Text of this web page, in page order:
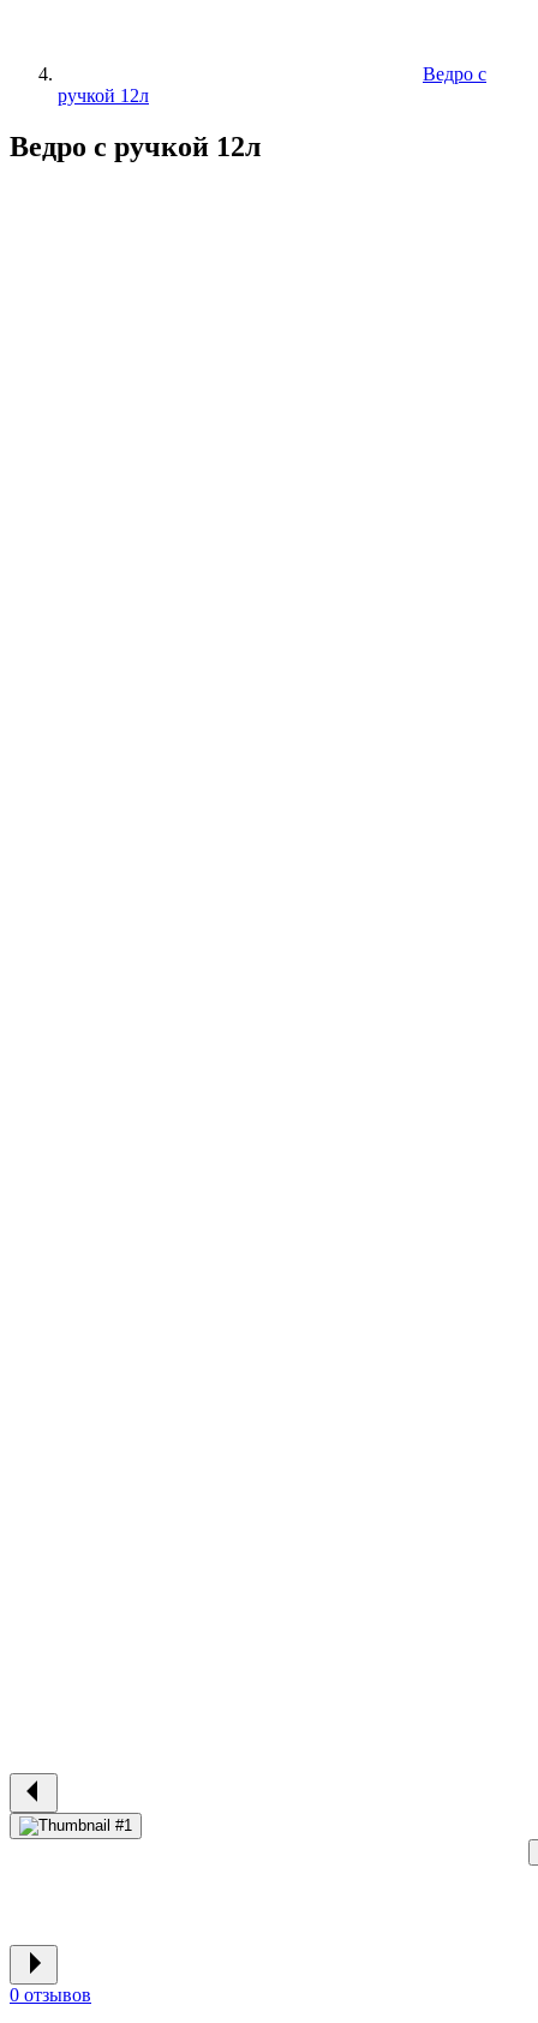
Ведро с
ручкой 12л
Ведро с ручкой 12л
0 отзывов